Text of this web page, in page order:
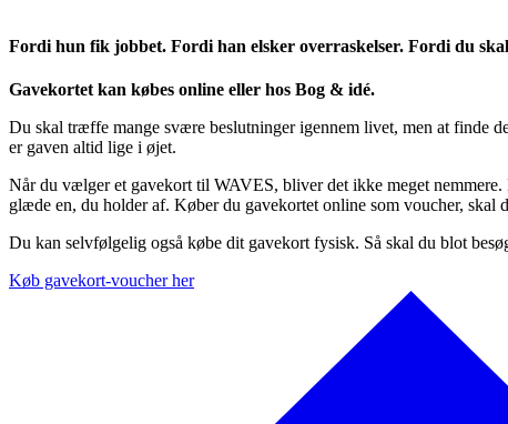
Fordi hun fik jobbet. Fordi han elsker overraskelser. Fordi du
Gavekortet kan købes online eller hos Bog & idé.
Du skal træffe mange svære beslutninger igennem livet, men at finde
er gaven altid lige i øjet.
Når du vælger et gavekort til WAVES, bliver det ikke meget
glæde en, du holder af. Køber du gavekortet online som voucher,
Du kan selvfølgelig også købe dit gavekort fysisk. Så skal du blot
Køb gavekort-voucher her